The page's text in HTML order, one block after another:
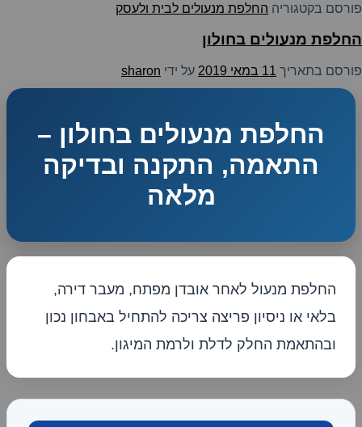
פורסם בקטגוריה החלפת מנעולים לבית ולעסק
החלפת מנעולים בחולון
פורסם בתאריך 11 במאי 2019 על ידי sharon
החלפת מנעולים בחולון –
התאמה, התקנה ובדיקה
מלאה
החלפת מנעול לאחר אובדן מפתח, מעבר דירה,
בלאי או ניסיון פריצה צריכה להתחיל באבחון נכון
ובהתאמת החלק לדלת ולרמת המיגון.